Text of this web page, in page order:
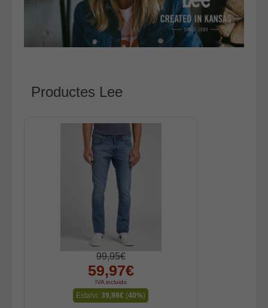
Calzado
Gabardina invierno hombre
Gabardina verano hombre
Ropa interior
Productes Lee
99,95€
59,97€
IVA incluido
Estalvi: 39,98€ (40%)